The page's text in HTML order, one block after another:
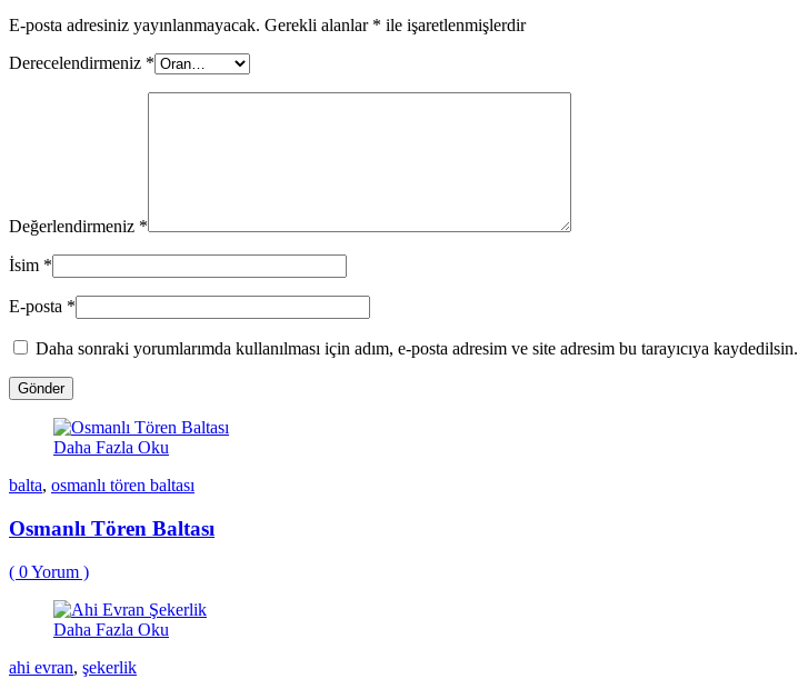
E-posta adresiniz yayınlanmayacak. Gerekli alanlar * ile işaretlenmişlerdir
Derecelendirmeniz *
Değerlendirmeniz *
İsim *
E-posta *
Daha sonraki yorumlarımda kullanılması için adım, e-posta adresim ve site adresim bu tarayıcıya kaydedilsin.
Daha Fazla Oku
balta, osmanlı tören baltası
Osmanlı Tören Baltası
( 0Yorum )
Daha Fazla Oku
ahi evran, şekerlik